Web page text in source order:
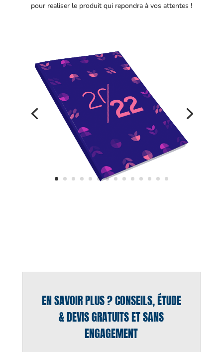
pour realiser le produit qui repondra à vos attentes !
EN SAVOIR PLUS ? CONSEILS, ÉTUDE
& DEVIS GRATUITS ET SANS
ENGAGEMENT